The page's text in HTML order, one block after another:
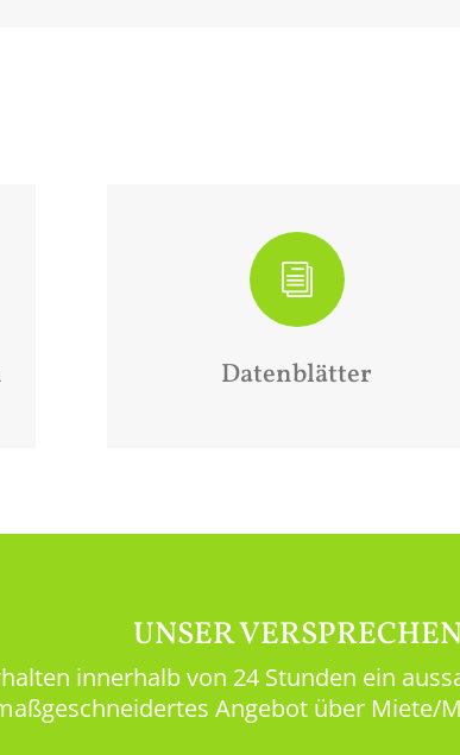
i
Datenblätter
UNSER VERSPRECHEN
innerhalb von 24 Stunden ein
Angebot über Miete/